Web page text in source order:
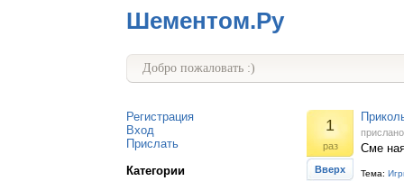
Шементом.Ру
Добро пожаловать :)
Регистрация
Вход
Прислать
Категории
1
раз
Вверх
Сме
Тема: